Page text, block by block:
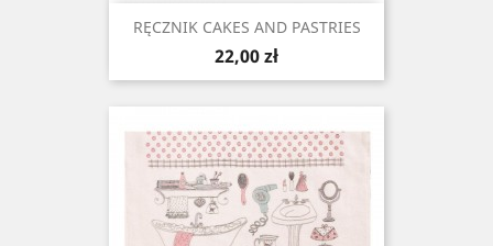
RĘCZNIK CAKES AND PASTRIES
Cena
22,00 zł